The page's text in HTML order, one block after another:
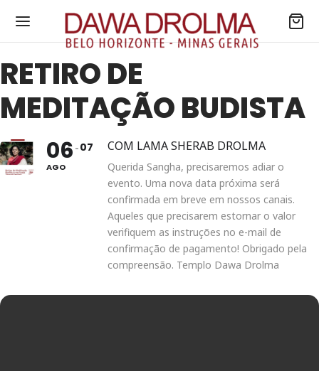
RETIRO DE
MEDITAÇÃO BUDISTA
06
AGO
07 COM LAMA SHERAB DROLMA
Querida Sangha, precisaremos adiar o
evento. Uma nova data próxima será
confirmada em breve em nossos canais.
Aqueles que precisarem estornar o valor
verifiquem as instruções no e-mail de
confirmação de pagamento! Obrigado pela
compreensão. Templo Dawa Drolma